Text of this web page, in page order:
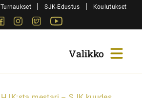
Turnaukset | SJK-Edustus | Koulutukset
FacebookInstagram
Twitter